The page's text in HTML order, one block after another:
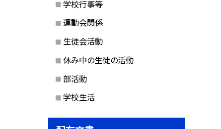
学校行事等
運動会関係
生徒会活動
休み中の生徒の活動
部活動
学校生活